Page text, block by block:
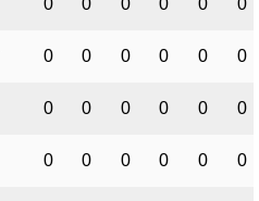
0 0 0 0 0 0
0 0 0 0 0 0
0 0 0 0 0 0
0 0 0 0 0 0